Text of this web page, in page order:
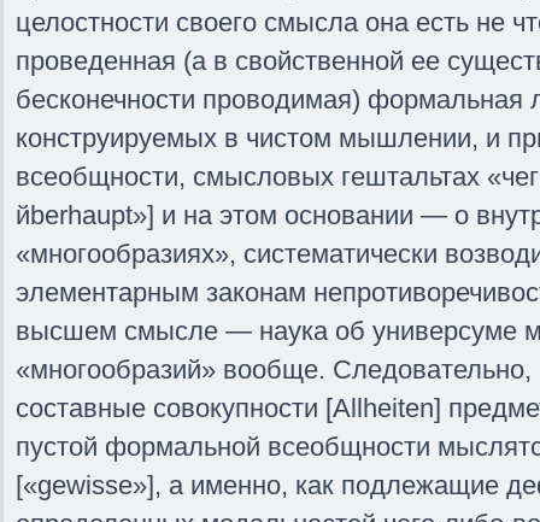
целостности своего смысла она есть не
проведенная (а в свойственной ее
бесконечности проводимая) формальная
конструируемых в чистом мышлении, и
всеобщности, смысловых гештальтах
йberhaupt»] и на этом основании — о
«многообразиях», систематически
элементарным законам
высшем смысле — наука об универсуме
«многообразий» вообще. Следовательно,
составные совокупности [Allheiten]
пустой формальной всеобщности
[«gewisse»], а именно, как подлежащие